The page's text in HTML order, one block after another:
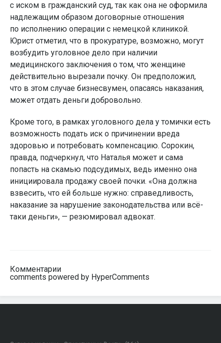
с иском в гражданский суд, так как она не оформила
надлежащим образом договорные отношения
по исполнению операции с немецкой клиникой.
Юрист отметил, что в прокуратуре, возможно, могут
возбудить уголовное дело при наличии
медицинского заключения о том, что женщине
действительно вырезали почку. Он предположил,
что в этом случае бизнесвумен, опасаясь наказания,
может отдать деньги добровольно.
Кроме того, в рамках уголовного дела у томички есть
возможность подать иск о причинении вреда
здоровью и потребовать компенсацию. Сорокин,
правда, подчеркнул, что Наталья может и сама
попасть на скамью подсудимых, ведь именно она
инициировала продажу своей почки. «Она должна
взвесить, что ей больше нужно: справедливость,
наказание за нарушение законодательства или всё-
таки деньги», — резюмировал адвокат.
Комментарии
comments powered by HyperComments